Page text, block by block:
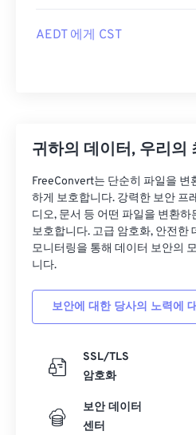
AEDT 에게 CST
귀하의 데이터, 우리의
FreeConvert는 단순히 파일을 변
하게 보호합니다. 강력한 보안 프
디오, 문서 등 어떤 파일을 변환하
보호합니다. 고급 암호화, 안전한
모니터링을 통해 데이터 보안의
니다.
보안에 대한 당사의 노력에
SSL/TLS
암호화
보안 데이터
센터